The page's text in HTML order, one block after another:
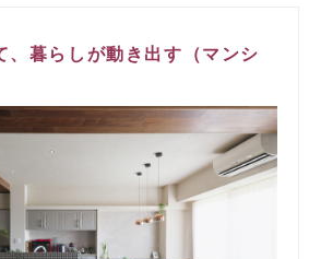
、暮らしが動き出す（マンシ